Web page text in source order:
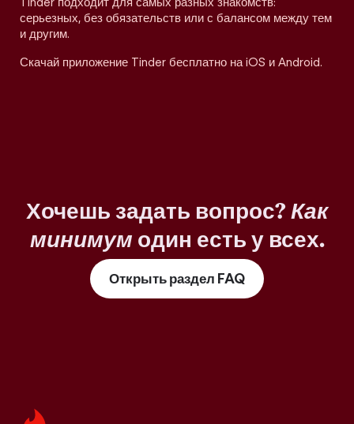
серьезных, без обязательств или с балансом между тем
и другим.
Скачай приложение Tinder бесплатно на iOS и Android.
Хочешь задать вопрос? Как
минимум один есть у всех.
Открыть раздел FAQ